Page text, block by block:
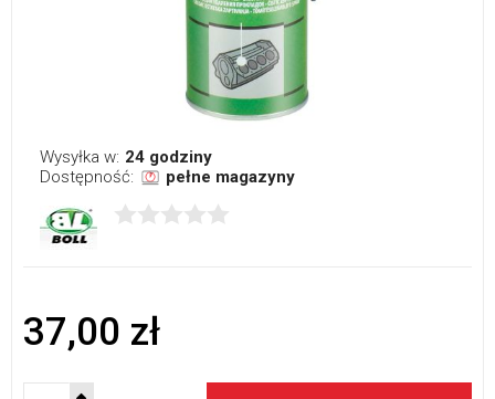
Wysyłka w: 24 godziny
Dostępność:
pełne magazyny
37,00 zł